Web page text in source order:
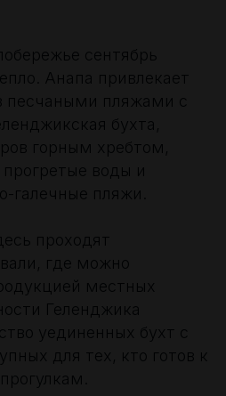
сентябрь
Анапа привлекает
песчаными пляжами с
бухта,
горным хребтом,
воды и
галечные пляжи.
проходят
где можно
местных
Геленджика
уединенных бухт с
для тех, кто готов к